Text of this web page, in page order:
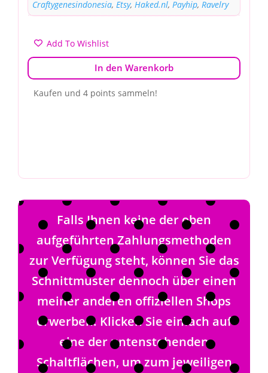
Craftygenesindonesia, Etsy, Haked.nl, Payhip, Ravelry
Add To Wishlist
In den Warenkorb
Kaufen und 4 points sammeln!
Falls Ihnen keine der oben
aufgeführten Zahlungsmethoden
zur Verfügung steht, können Sie das
Schnittmuster dennoch über einen
meiner anderen offiziellen Shops
erwerben. Klicken Sie einfach auf
eine der untenstehenden
Schaltflächen, um zum jeweiligen